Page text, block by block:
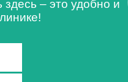
– это удобно и